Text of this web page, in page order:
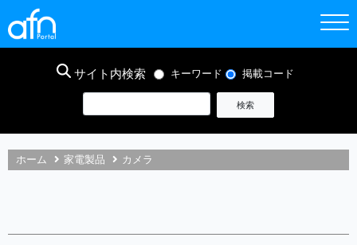
サイト内検索 キーワード 掲載コード
ホーム 家電製品 カメラ